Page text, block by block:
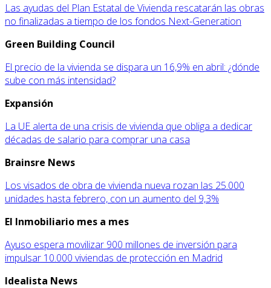
Las ayudas del Plan Estatal de Vivienda rescatarán las obras
no finalizadas a tiempo de los fondos Next-Generation
Green Building Council
El precio de la vivienda se dispara un 16,9% en abril: ¿dónde
sube con más intensidad?
Expansión
La UE alerta de una crisis de vivienda que obliga a dedicar
décadas de salario para comprar una casa
Brainsre News
Los visados de obra de vivienda nueva rozan las 25.000
unidades hasta febrero, con un aumento del 9,3%
El Inmobiliario mes a mes
Ayuso espera movilizar 900 millones de inversión para
impulsar 10.000 viviendas de protección en Madrid
Idealista News